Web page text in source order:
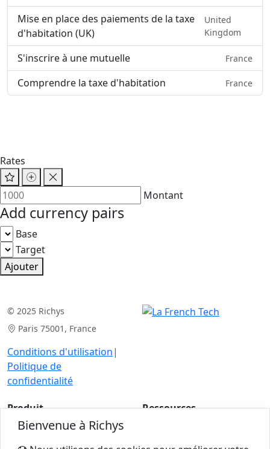
Mise en place des paiements de la taxe
d'habitation (UK)
United
Kingdom
S'inscrire à une mutuelle France
Comprendre la taxe d'habitation France
Rates
Montant
Add currency pairs
Base
Target
Ajouter
© 2025 Richys
Paris 75001, France
Conditions d'utilisation|
Politique de
confidentialité
Produit
Analyse de cas
Ressources
Bienvenue à Richys